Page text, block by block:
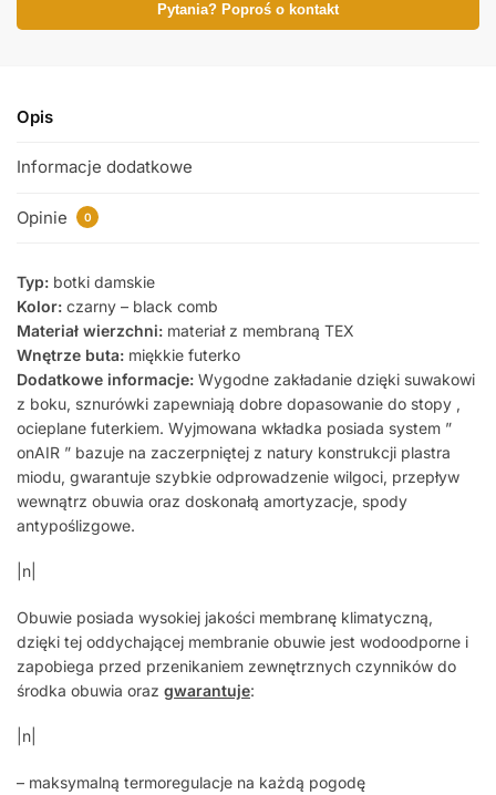
Pytania? Poproś o kontakt
Opis
Informacje dodatkowe
Opinie 0
Typ: botki damskie
Kolor: czarny – black comb
Materiał wierzchni: materiał z membraną TEX
Wnętrze buta: miękkie futerko
Dodatkowe informacje: Wygodne zakładanie dzięki suwakowi
z boku, sznurówki zapewniają dobre dopasowanie do stopy ,
ocieplane futerkiem. Wyjmowana wkładka posiada system ”
onAIR ” bazuje na zaczerpniętej z natury konstrukcji plastra
miodu, gwarantuje szybkie odprowadzenie wilgoci, przepływ
wewnątrz obuwia oraz doskonałą amortyzacje, spody
antypoślizgowe.
|n|
Obuwie posiada wysokiej jakości membranę klimatyczną,
dzięki tej oddychającej membranie obuwie jest wodoodporne i
zapobiega przed przenikaniem zewnętrznych czynników do
środka obuwia oraz gwarantuje:
|n|
– maksymalną termoregulacje na każdą pogodę